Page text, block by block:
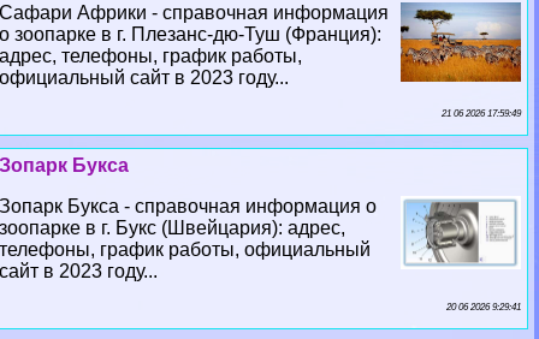
Сафари Африки - справочная информация
о зоопарке в г. Плезанс-дю-Туш (Франция):
адрес, телефоны, график работы,
официальный сайт в 2023 году...
21 06 2026 17:59:49
Зопарк Букса
Зопарк Букса - справочная информация о
зоопарке в г. Букс (Швейцария): адрес,
телефоны, график работы, официальный
сайт в 2023 году...
20 06 2026 9:29:41